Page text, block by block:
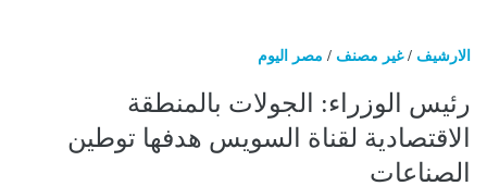
الارشيف /غير مصنف / مصر اليوم
رئيس الوزراء: الجولات بالمنطقة
الاقتصادية لقناة السويس هدفها توطين
الصناعات